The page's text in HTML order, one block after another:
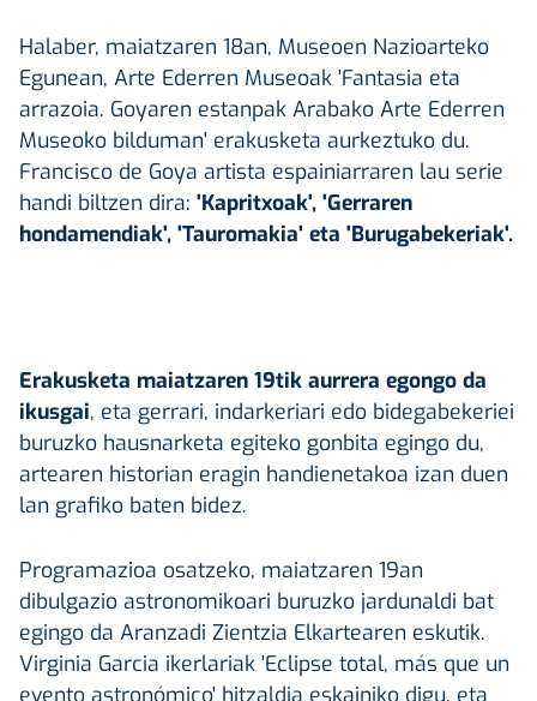
Halaber, maiatzaren 18an, Museoen Nazioarteko
Egunean, Arte Ederren Museoak 'Fantasia eta
arrazoia. Goyaren estanpak Arabako Arte Ederren
Museoko bilduman' erakusketa aurkeztuko du.
Francisco de Goya artista espainiarraren lau serie
handi biltzen dira: 'Kapritxoak', 'Gerraren
hondamendiak', 'Tauromakia' eta 'Burugabekeriak'.
Erakusketa maiatzaren 19tik aurrera egongo da
ikusgai, eta gerrari, indarkeriari edo bidegabekeriei
buruzko hausnarketa egiteko gonbita egingo du,
artearen historian eragin handienetakoa izan duen
lan grafiko baten bidez.
Programazioa osatzeko, maiatzaren 19an
dibulgazio astronomikoari buruzko jardunaldi bat
egingo da Aranzadi Zientzia Elkartearen eskutik.
Virginia Garcia ikerlariak 'Eclipse total, más que un
evento astronómico' hitzaldia eskainiko digu, eta